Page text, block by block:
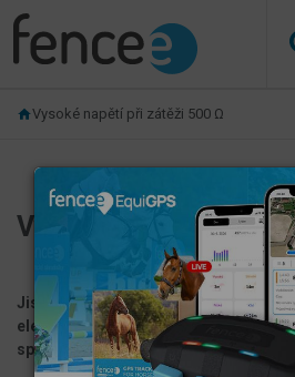
Vysoké napětí při zátěži 500 Ω
Vysoké napětí při
Jistota vysokého napětí s
elektrickou ohradu proti predátorům,
spolehnout za všech podmínek.